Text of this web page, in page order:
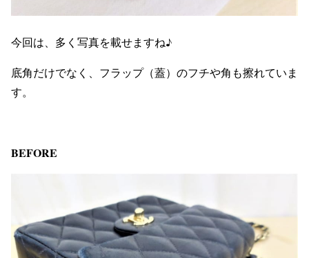
今回は、多く写真を載せますね♪
底角だけでなく、フラップ（蓋）のフチや角も擦れていま
す。
BEFORE